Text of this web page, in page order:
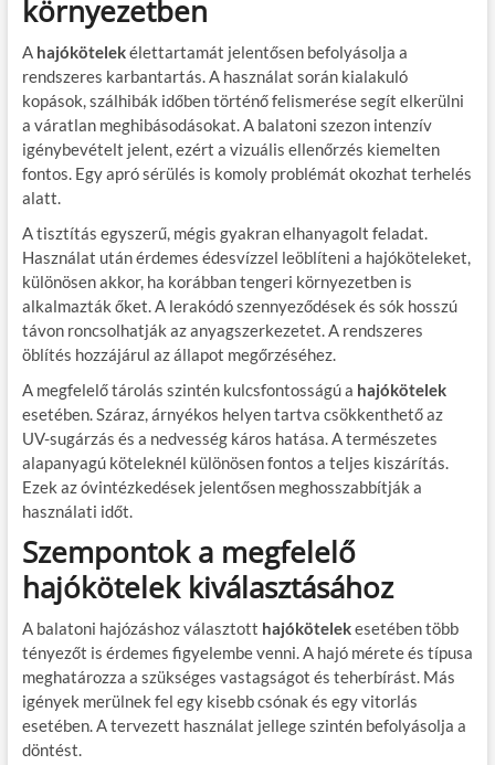
környezetben
A hajókötelekélettartamát jelentősen befolyásolja a
rendszeres karbantartás. A használat során kialakuló
kopások, szálhibák időben történő felismerése segít elkerülni
a váratlan meghibásodásokat. A balatoni szezon intenzív
igénybevételt jelent, ezért a vizuális ellenőrzés kiemelten
fontos. Egy apró sérülés is komoly problémát okozhat terhelés
alatt.
A tisztítás egyszerű, mégis gyakran elhanyagolt feladat.
Használat után érdemes édesvízzel leöblíteni a hajóköteleket,
különösen akkor, ha korábban tengeri környezetben is
alkalmazták őket. A lerakódó szennyeződések és sók hosszú
távon roncsolhatják az anyagszerkezetet. A rendszeres
öblítés hozzájárul az állapot megőrzéséhez.
A megfelelő tárolás szintén kulcsfontosságú a hajókötelek
esetében. Száraz, árnyékos helyen tartva csökkenthető az
UV-sugárzás és a nedvesség káros hatása. A természetes
alapanyagú köteleknél különösen fontos a teljes kiszárítás.
Ezek az óvintézkedések jelentősen meghosszabbítják a
használati időt.
Szempontok a megfelelő
hajókötelek kiválasztásához
A balatoni hajózáshoz választott hajókötelekesetében több
tényezőt is érdemes figyelembe venni. A hajó mérete és típusa
meghatározza a szükséges vastagságot és teherbírást. Más
igények merülnek fel egy kisebb csónak és egy vitorlás
esetében. A tervezett használat jellege szintén befolyásolja a
döntést.